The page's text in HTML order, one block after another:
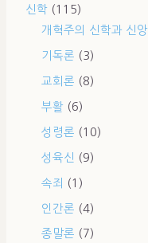
신학 (115)
개혁주의 신학과 신앙
기독론 (3)
교회론 (8)
부활 (6)
성령론 (10)
성육신 (9)
속죄 (1)
인간론 (4)
종말론 (7)